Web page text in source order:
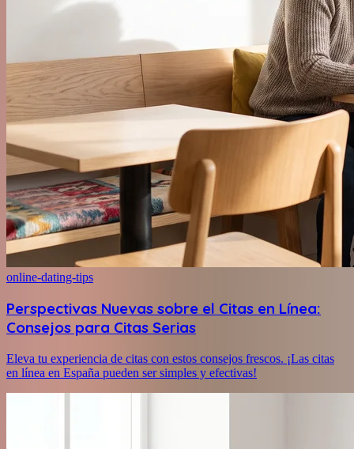
online-dating-tips
Perspectivas Nuevas sobre el Citas en Línea:
Consejos para Citas Serias
Eleva tu experiencia de citas con estos consejos frescos. ¡Las citas
en línea en España pueden ser simples y efectivas!